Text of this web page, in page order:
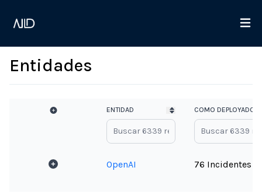
Entidades
ENTIDAD COMO DEPLOYADOR
OpenAI 76 Incidentes